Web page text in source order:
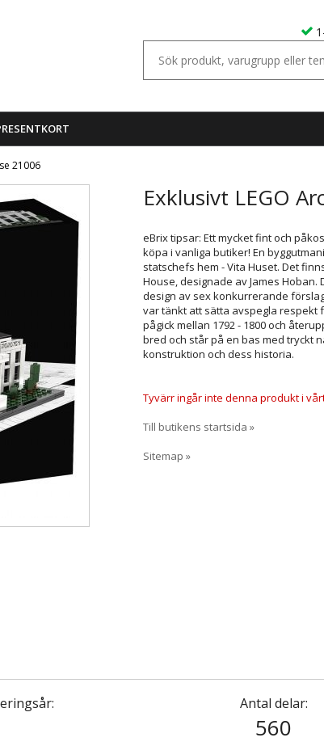
21006
Exklusivt LEGO
eBrix tipsar: Ett mycket fint och
köpa i vanliga butiker! En
statschefs hem - Vita Huset. Det
House, designade av James Hoban.
design av sex konkurrerande
var tänkt att sätta avspegla respekt
pågick mellan 1792 - 1800 och
bred och står på en bas med tryckt
konstruktion och dess historia.
Tyvärr ingår inte denna produkt i
Till butikens startsida »
Sitemap »
Antal delar:
560